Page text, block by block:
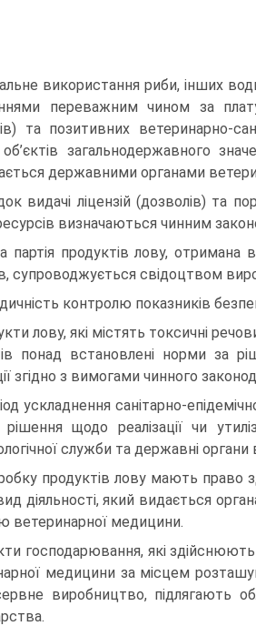
використання риби, інших
переважним чином за
та позитивних ветеринарно-
загальнодержавного
державними органами
видачі ліцензій (дозволів) та
визначаються чинним
партія продуктів лову,
супроводжується свідоцтвом
контролю показників
лову, які містять токсичні
понад встановлені норми за
згідно з вимогами чинного
ускладнення санітарно-
рішення щодо реалізації чи
служби та державні
продуктів лову мають право
діяльності, який видається
ветеринарної медицини.
господарювання, які
медицини за місцем
виробництво, підлягають